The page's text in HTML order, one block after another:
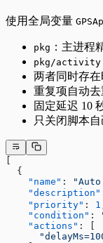
使用全局变量
pkg ：主进程
pkg/activity
两者同时存
重复项自动
固定延迟 10
只关闭脚本
  {
    "name"
: "Auto
    "description"
    "priority"
: 1
    "condition"
:
    "actions"
: [